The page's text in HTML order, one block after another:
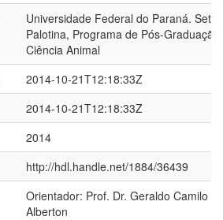
Universidade Federal do Paraná.
Palotina, Programa de Pós-Graduação
Ciência Animal
2014-10-21T12:18:33Z
2014-10-21T12:18:33Z
2014
http://hdl.handle.net/1884/36439
Orientador: Prof. Dr. Geraldo Camilo
Alberton